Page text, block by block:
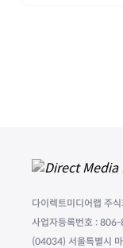
다이렉트미디어랩 주
사업자등록번호 :
(04034) 서울특별시